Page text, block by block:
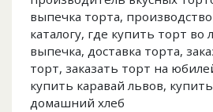
выпечка торта,
каталогу, где купить торт
выпечка, доставка торта,
торт, заказать торт на
купить каравай львов,
домашний хлеб